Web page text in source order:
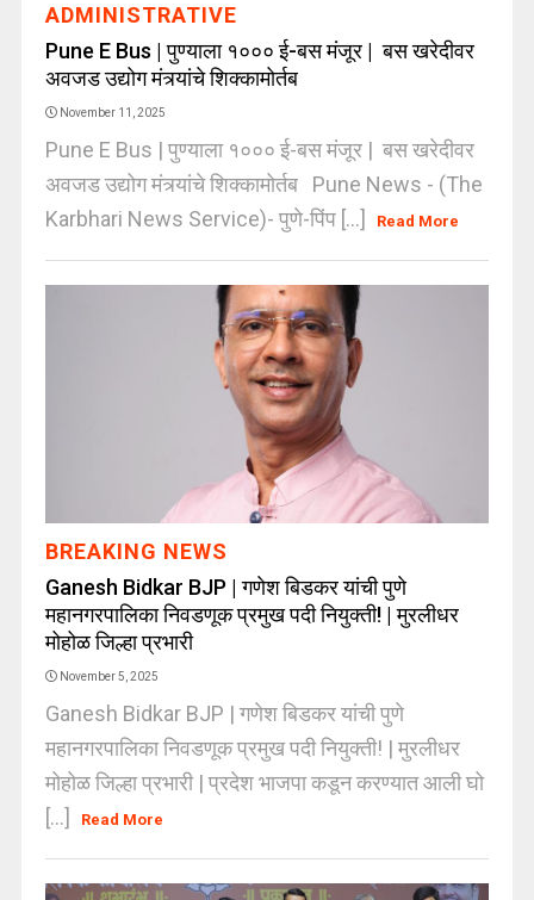
ADMINISTRATIVE
Pune E Bus | पुण्याला १००० ई-बस मंजूर | बस खरेदीवर
अवजड उद्योग मंत्र्यांचे शिक्कामोर्तब
November 11, 2025
Pune E Bus | पुण्याला १००० ई-बस मंजूर | बस खरेदीवर
अवजड उद्योग मंत्र्यांचे शिक्कामोर्तब Pune News - (The
Karbhari News Service)- पुणे-पिंप [...]
Read More
BREAKING NEWS
Ganesh Bidkar BJP | गणेश बिडकर यांची पुणे
महानगरपालिका निवडणूक प्रमुख पदी नियुक्ती! | मुरलीधर
मोहोळ जिल्हा प्रभारी
November 5, 2025
Ganesh Bidkar BJP | गणेश बिडकर यांची पुणे
महानगरपालिका निवडणूक प्रमुख पदी नियुक्ती! | मुरलीधर
मोहोळ जिल्हा प्रभारी | प्रदेश भाजपा कडून करण्यात आली घो
[...]
Read More